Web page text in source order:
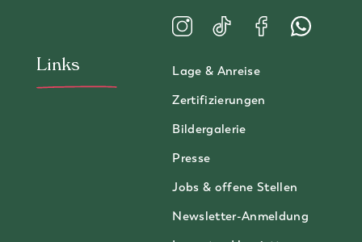
Links
Lage & Anreise
Zertifizierungen
Bildergalerie
Presse
Jobs & offene Stellen
Newsletter-Anmeldung